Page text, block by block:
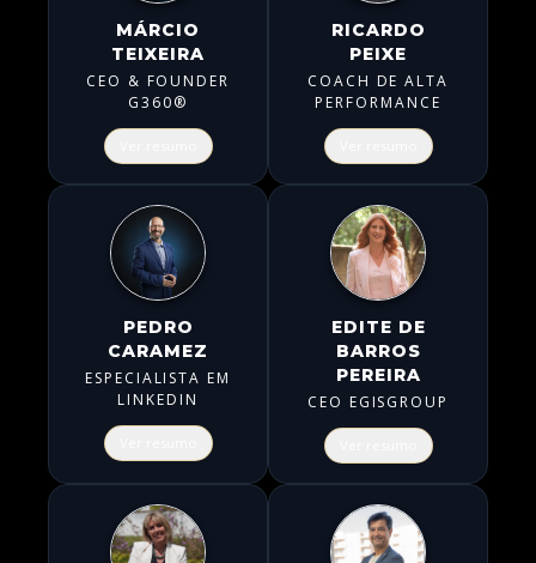
MÁRCIO
TEIXEIRA
CEO & FOUNDER
G360®
RICARDO
PEIXE
COACH DE ALTA
PERFORMANCE
PEDRO
CARAMEZ
ESPECIALISTA EM
LINKEDIN
EDITE DE
BARROS
PEREIRA
CEO EGISGROUP